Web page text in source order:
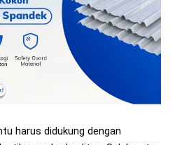
harus didukung dengan